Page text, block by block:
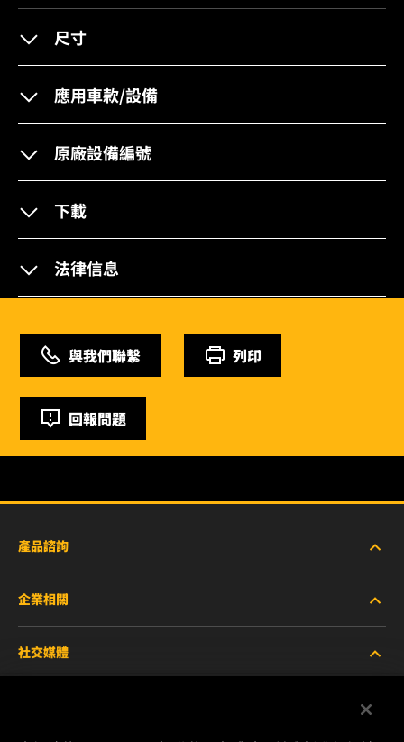
尺寸
應用車款/設備
原廠設備編號
下載
法律信息
與我們聯繫 列印
回報問題
產品諮詢
重型設備車輛
小客車與商用車
企業相關
關於WIX
社交媒體